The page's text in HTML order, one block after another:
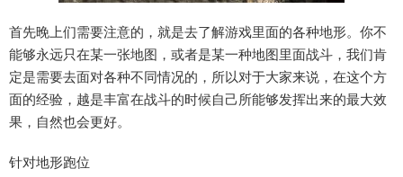
首先晚上们需要注意的，就是去了解游戏里面的各种地形。你不
能够永远只在某一张地图，或者是某一种地图里面战斗，我们肯
定是需要去面对各种不同情况的，所以对于大家来说，在这个方
面的经验，越是丰富在战斗的时候自己所能够发挥出来的最大效
果，自然也会更好。
针对地形跑位